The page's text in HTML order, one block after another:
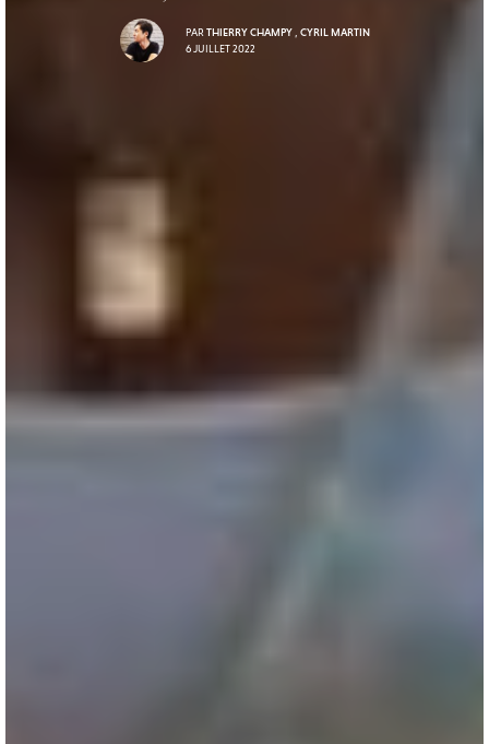
PAR THIERRY CHAMPY, CYRIL MARTIN
6 JUILLET 2022